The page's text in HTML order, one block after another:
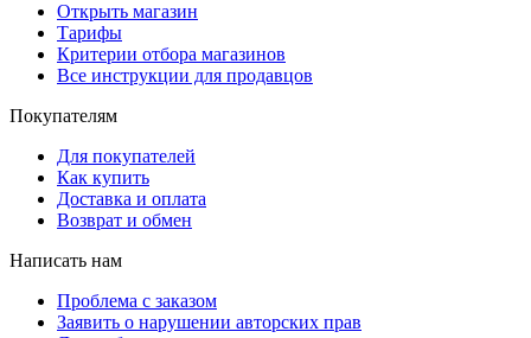
Открыть магазин
Тарифы
Критерии отбора магазинов
Все инструкции для продавцов
Покупателям
Для покупателей
Как купить
Доставка и оплата
Возврат и обмен
Написать нам
Проблема с заказом
Заявить о нарушении авторских прав